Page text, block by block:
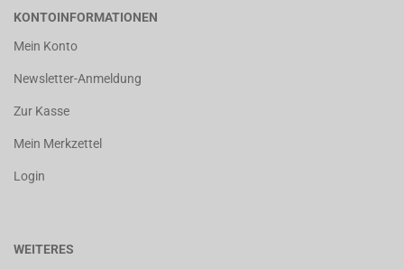
KONTOINFORMATIONEN
Mein Konto
Newsletter-Anmeldung
Zur Kasse
Mein Merkzettel
Login
WEITERES